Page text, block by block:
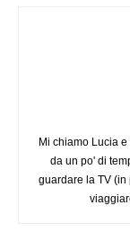
Mi chiamo Lucia
da un po' di
guardare la TV (in